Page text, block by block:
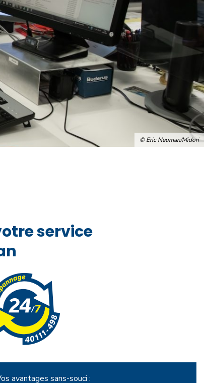
© Eric Neuman/Midori
service
avantages sans-souci :